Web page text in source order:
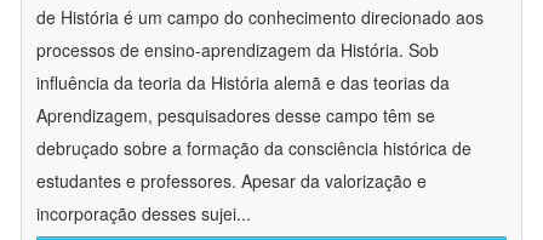
de História é um campo do conhecimento direcionado aos
processos de ensino-aprendizagem da História. Sob
influência da teoria da História alemã e das teorias da
Aprendizagem, pesquisadores desse campo têm se
debruçado sobre a formação da consciência histórica de
estudantes e professores. Apesar da valorização e
incorporação desses sujei...